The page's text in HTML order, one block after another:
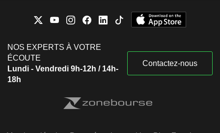
NOS EXPERTS À VOTRE
ÉCOUTE
Lundi - Vendredi 9h-12h / 14h-
18h
Contactez-nous